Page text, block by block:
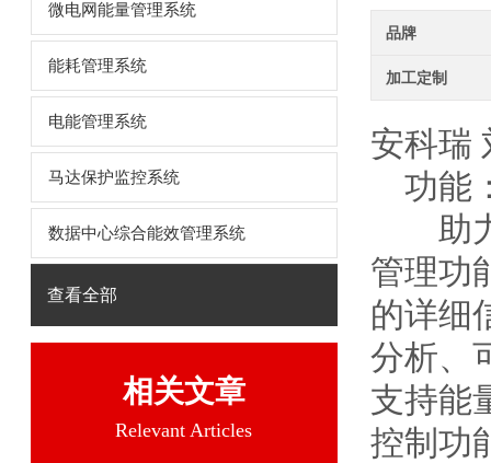
微电网能量管理系统
能耗管理系统
电能管理系统
马达保护监控系统
数据中心综合能效管理系统
查看全部
相关文章
Relevant Articles
品牌
加工定制
安科瑞
功能
助
管理功
的详细
分析、
支持能
控制功